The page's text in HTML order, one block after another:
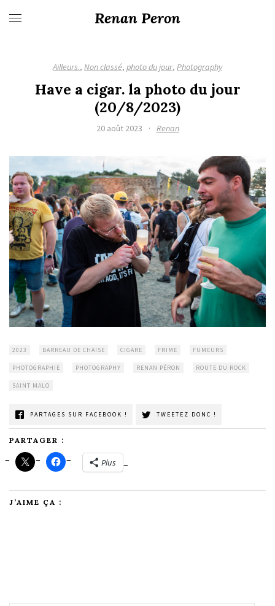
Renan Peron
Ailleurs., Non classé, photo du jour, Photography
Have a cigar. la photo du jour
(20/8/2023)
20 août 2023 · Renan
2023 BARREAU DE CHAISE CIGARE FRIME FUMEURS
PHOTOGRAPHIE PHOTOGRAPHY RENAN PÉRON ROUTE DU ROCK
SAINT MALO
PARTAGES SUR FACEBOOK ! TWEETEZ DONC !
PARTAGER :
Plus
J’AIME ÇA :